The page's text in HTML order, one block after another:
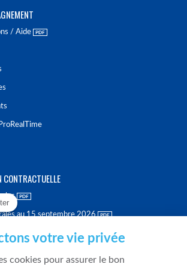
/ Aide
CONTRACTUELLE
au 15 septembre 2026
votre vie privée
cookies pour assurer le bon